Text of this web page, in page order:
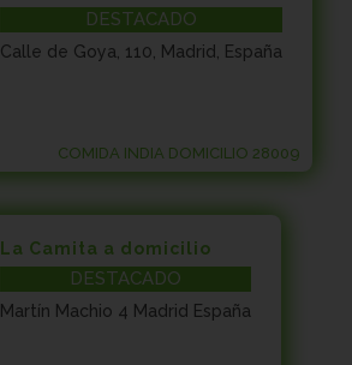
DESTACADO
Calle de Goya, 110, Madrid, España
COMIDA INDIA DOMICILIO 28009
La Camita a domicilio
DESTACADO
Martín Machio 4 Madrid España